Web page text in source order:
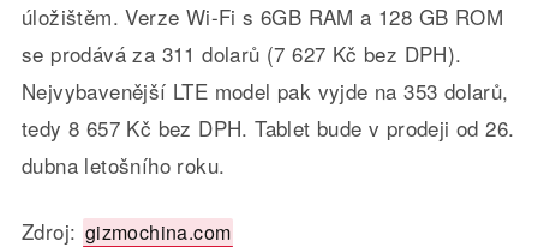
úložištěm. Verze Wi-Fi s 6GB RAM a 128 GB ROM
se prodává za 311 dolarů (7 627 Kč bez DPH).
Nejvybavenější LTE model pak vyjde na 353 dolarů,
tedy 8 657 Kč bez DPH. Tablet bude v prodeji od 26.
dubna letošního roku.
Zdroj: gizmochina.com